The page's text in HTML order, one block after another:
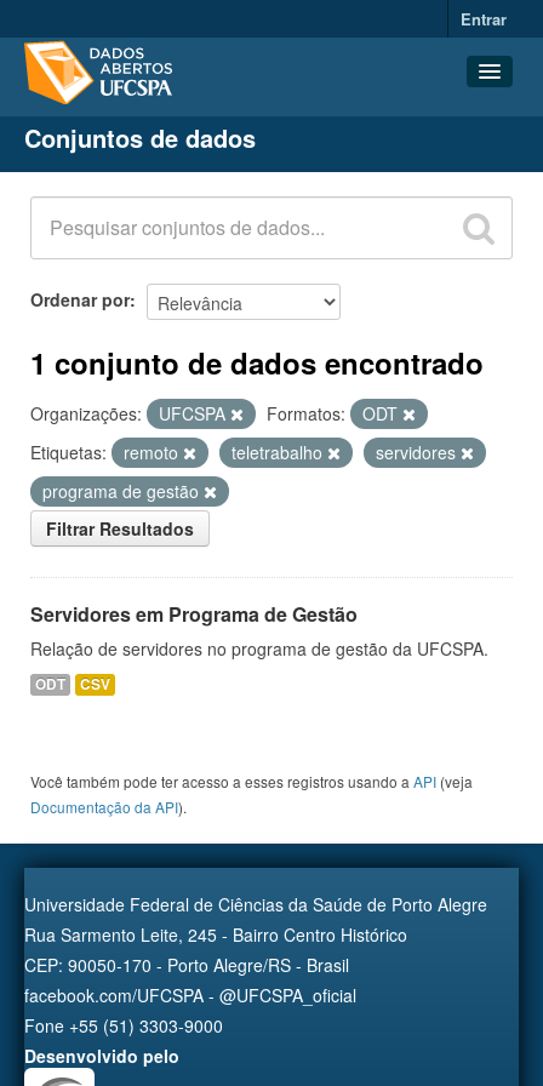
Entrar
Conjuntos de dados
Organizações
Grupos
Sobre
Conjuntos de dados
Ordenar por
1 conjunto de dados encontrado
Organizações: UFCSPA Formatos:
ODT
Etiquetas:
remoto teletrabalho
servidores
programa de gestão
Filtrar Resultados
Servidores em Programa de Gestão
Relação de servidores no programa de gestão da UFCSPA.
ODT CSV
Você também pode ter acesso a esses registros usando a API (veja
Documentação da API).
Universidade Federal de Ciências da Saúde de Porto Alegre
Rua Sarmento Leite, 245 - Bairro Centro Histórico
CEP: 90050-170 - Porto Alegre/RS - Brasil
facebook.com/UFCSPA - @UFCSPA_oficial
Fone +55 (51) 3303-9000
Desenvolvido pelo